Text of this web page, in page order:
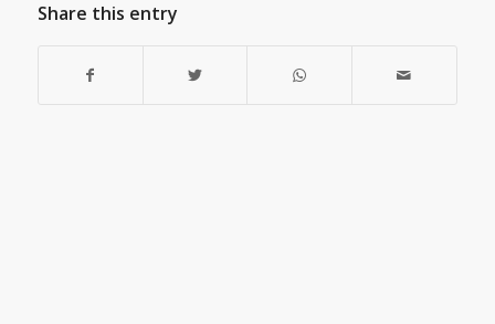
Share this entry